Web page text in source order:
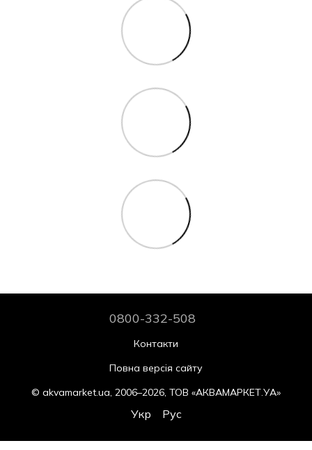
0800-332-508
Контакти
Повна версія сайту
© akvamarket.ua, 2006–2026, ТОВ «АКВАМАРКЕТ.УА»
Укр Рус